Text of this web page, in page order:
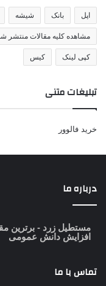
اپل بانک شیشه
مشاهده کلیه مقالات منتشر
کپی لینک کیس
تبلیغات متنی
خرید فالوور
درباره ما
مستطیل زرد - برترین
افزایش دانش عمومی
تماس با ما